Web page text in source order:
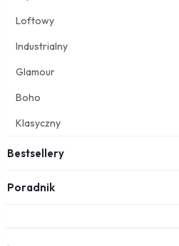
Loftowy
Industrialny
Glamour
Boho
Klasyczny
Bestsellery
Poradnik